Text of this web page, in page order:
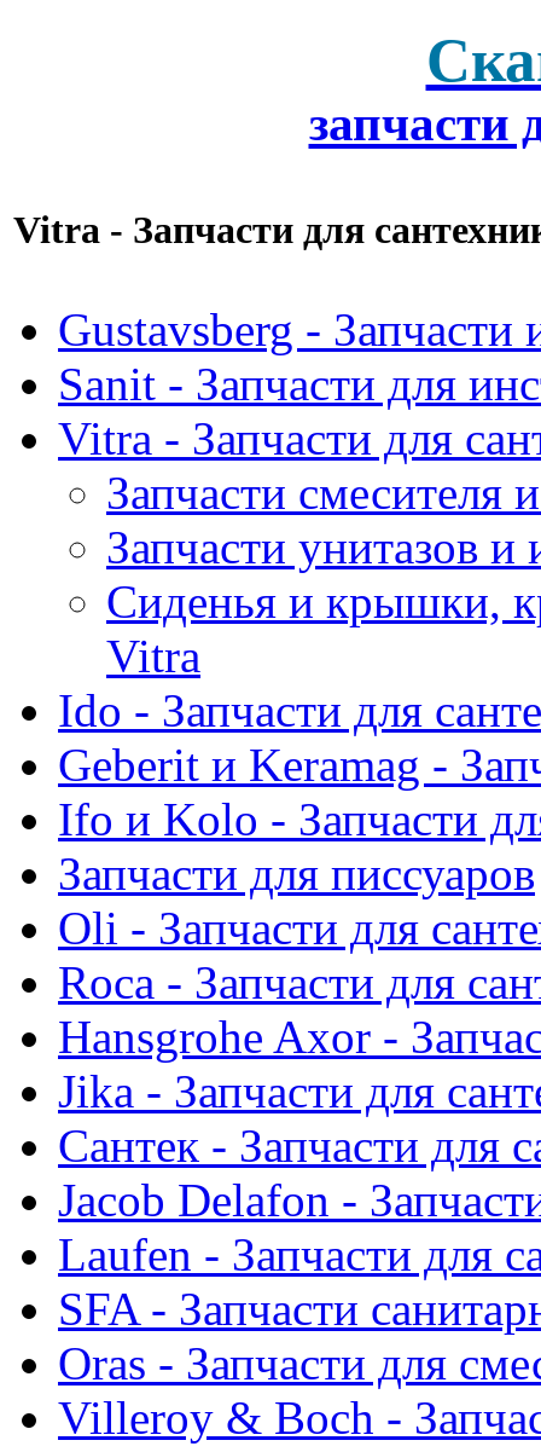
запчасти
Vitra - Запчасти для
Gustavsberg - Запчасти
Sanit - Запчасти для
Vitra - Запчасти для
Запчасти смесителя
Запчасти унитазов
Сиденья и крышки,
Vitra
Ido - Запчасти для
Geberit и Keramag -
Ifo и Kolo - Запчасти
Запчасти для писсуаров
Oli - Запчасти для
Roca - Запчасти для
Hansgrohe Axor -
Jika - Запчасти для
Сантек - Запчасти для
Jacob Delafon -
Laufen - Запчасти для
SFA - Запчасти
Oras - Запчасти для
Villeroy & Boch -